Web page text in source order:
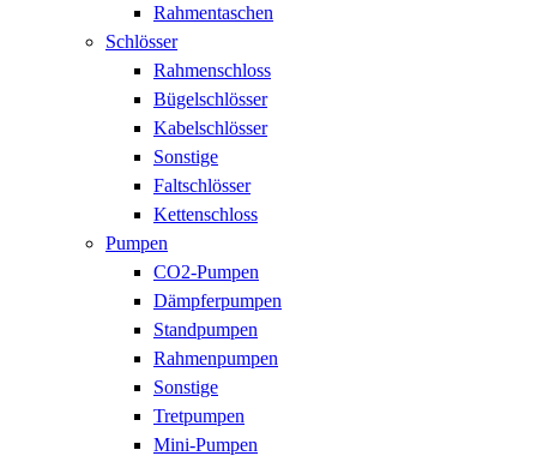
Rahmentaschen
Schlösser
Rahmenschloss
Bügelschlösser
Kabelschlösser
Sonstige
Faltschlösser
Kettenschloss
Pumpen
CO2-Pumpen
Dämpferpumpen
Standpumpen
Rahmenpumpen
Sonstige
Tretpumpen
Mini-Pumpen